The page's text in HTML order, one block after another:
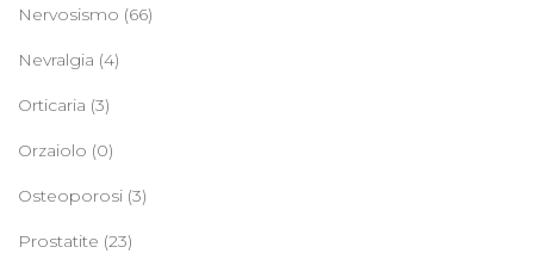
Nervosismo (66)
Nevralgia (4)
Orticaria (3)
Orzaiolo (0)
Osteoporosi (3)
Prostatite (23)